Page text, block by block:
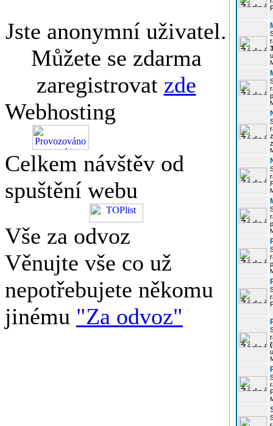
Jste anonymní uživatel.
Můžete se zdarma
zaregistrovat zde
Webhosting
Celkem návštěv od
spuštění webu
Vše za odvoz
Věnujte vše co už
nepotřebujete někomu
jinému "Za odvoz"